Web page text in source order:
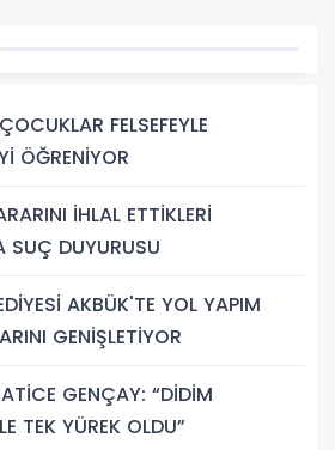
ÇOCUKLAR FELSEFEYLE
ÖĞRENİYOR
İHLAL ETTİKLERİ
SUÇ DUYURUSU
AKBÜK'TE YOL YAPIM
GENİŞLETİYOR
GENÇAY: “DİDİM
TEK YÜREK OLDU”